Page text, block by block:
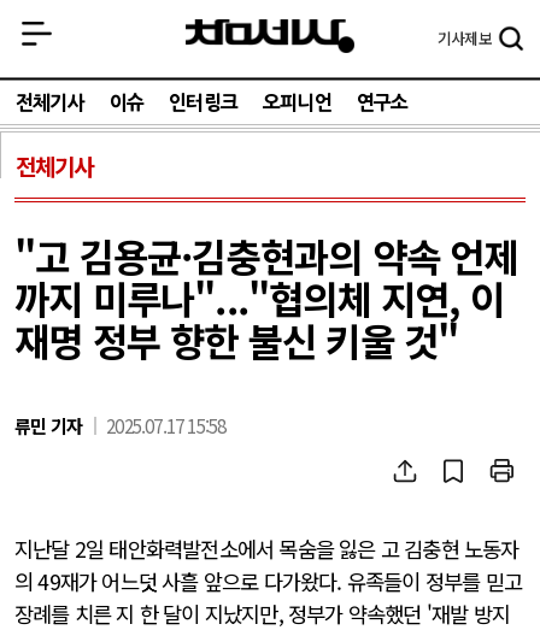
기사제보
전체기사 이슈 인터링크 오피니언 연구소
전체기사
"고 김용균·김충현과의 약속 언제
까지 미루나"..."협의체 지연, 이
재명 정부 향한 불신 키울 것"
류민 기자 2025.07.17 15:58
지난달 2일 태안화력발전소에서 목숨을 잃은 고 김충현 노동자
의 49재가 어느덧 사흘 앞으로 다가왔다. 유족들이 정부를 믿고
장례를 치른 지 한 달이 지났지만, 정부가 약속했던 '재발 방지